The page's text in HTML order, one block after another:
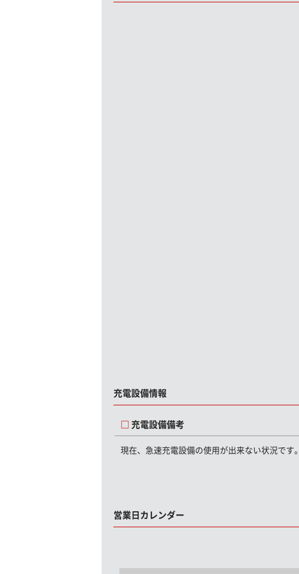
充電設備情報
充電設備備考
現在、急速充電設備の使用が出来ない状況です。
営業日カレンダー